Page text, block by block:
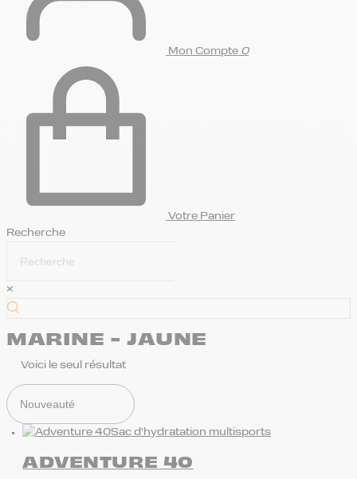
Mon Compte 0
Votre Panier
Recherche
×
MARINE - JAUNE
Voici le seul résultat
Sac d'hydratation multisports
ADVENTURE 40